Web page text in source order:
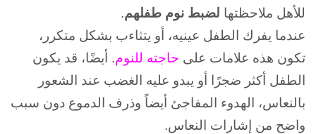
للأهل ملاحظتها لضبط نوم طفلهم.
عندما يفرك الطفل عينيه، أو يتثاءب بشكل متكرر،
تكون هذه علامات على حاجته للنوم. أيضًا، قد يكون
الطفل أكثر ضجرًا أو يبدو عليه الغضب عند الشعور
بالنعاس، الهدوء المفاجئ أيضاً وذرف الدموع دون سبب
واضح من إشارات النعاس.